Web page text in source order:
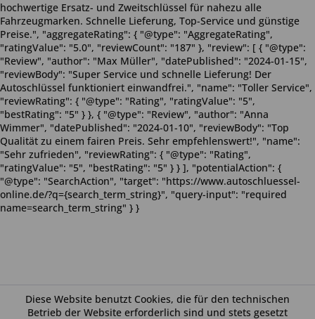
Diese Website benutzt Cookies, die für den technischen
Betrieb der Website erforderlich sind und stets gesetzt
hochwertige Ersatz- und Zweitschlüssel für nahezu alle
Fahrzeugmarken. Schnelle Lieferung, Top-Service und günstige
Preise.", "aggregateRating": { "@type": "AggregateRating",
"ratingValue": "5.0", "reviewCount": "187" }, "review": [ { "@type":
"Review", "author": "Max Müller", "datePublished": "2024-01-15",
"reviewBody": "Super Service und schnelle Lieferung! Der
Autoschlüssel funktioniert einwandfrei.", "name": "Toller Service",
"reviewRating": { "@type": "Rating", "ratingValue": "5",
"bestRating": "5" } }, { "@type": "Review", "author": "Anna
Wimmer", "datePublished": "2024-01-10", "reviewBody": "Top
Qualität zu einem fairen Preis. Sehr empfehlenswert!", "name":
"Sehr zufrieden", "reviewRating": { "@type": "Rating",
"ratingValue": "5", "bestRating": "5" } } ], "potentialAction": {
"@type": "SearchAction", "target": "https://www.autoschluessel-
online.de/?q={search_term_string}", "query-input": "required
name=search_term_string" } }